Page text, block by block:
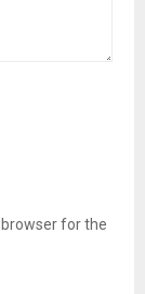
for the